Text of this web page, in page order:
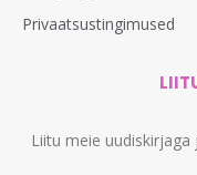
Privaatsustingimused
Liitu meie